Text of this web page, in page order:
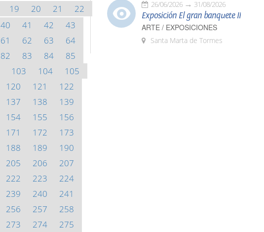
19 20 21
22
40 41 42
43
61 62 63
64
82 83 84
85
103 104
105
120 121
122
137 138
139
154 155
156
171 172
173
188 189
190
205 206
207
222 223
224
239 240
241
256 257
258
273 274 275
26/06/2026 31/08/2026
Exposición El gran banquete II
ARTE / EXPOSICIONES
Santa Marta de Tormes